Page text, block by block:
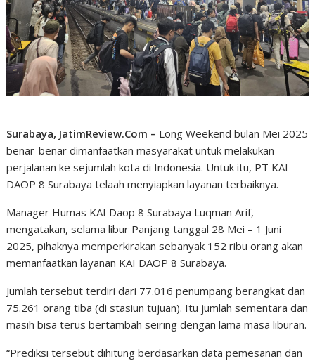
Surabaya, JatimReview.Com – Long Weekend bulan Mei 2025
benar-benar dimanfaatkan masyarakat untuk melakukan
perjalanan ke sejumlah kota di Indonesia. Untuk itu, PT KAI
DAOP 8 Surabaya telaah menyiapkan layanan terbaiknya.
Manager Humas KAI Daop 8 Surabaya Luqman Arif,
mengatakan, selama libur Panjang tanggal 28 Mei – 1 Juni
2025, pihaknya memperkirakan sebanyak 152 ribu orang akan
memanfaatkan layanan KAI DAOP 8 Surabaya.
Jumlah tersebut terdiri dari 77.016 penumpang berangkat dan
75.261 orang tiba (di stasiun tujuan). Itu jumlah sementara dan
masih bisa terus bertambah seiring dengan lama masa liburan.
“Prediksi tersebut dihitung berdasarkan data pemesanan dan